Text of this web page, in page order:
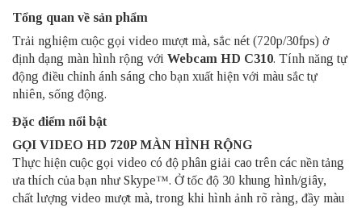
Tổng quan về sản phẩm
Trải nghiệm cuộc gọi video mượt mà, sắc nét (720p/30fps) ở
định dạng màn hình rộng với Webcam HD C310. Tính năng tự
động điều chỉnh ánh sáng cho bạn xuất hiện với màu sắc tự
nhiên, sống động.
Đặc điểm nổi bật
GỌI VIDEO HD 720P MÀN HÌNH RỘNG
Thực hiện cuộc gọi video có độ phân giải cao trên các nền tảng
ưa thích của bạn như Skype™. Ở tốc độ 30 khung hình/giây,
chất lượng video mượt mà, trong khi hình ảnh rõ ràng, đầy màu